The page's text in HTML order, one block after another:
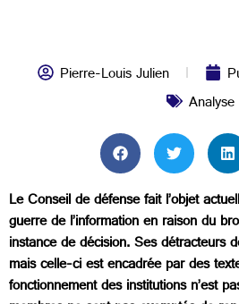
Pierre-Louis Julien
Analyse
Le Conseil de défense fait l’objet
guerre de l’information en raison du
instance de décision. Ses détracteurs
mais celle-ci est encadrée par des
fonctionnement des institutions n’est